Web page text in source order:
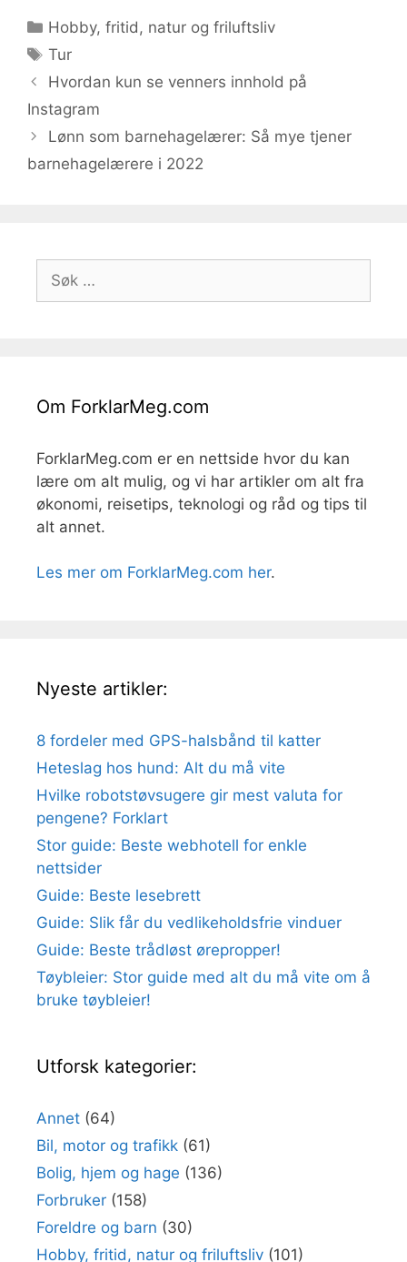
Kategorier
Hobby, fritid, natur og friluftsliv
Stikkord
Tur
Hvordan kun se venners innhold på
Instagram
Lønn som barnehagelærer: Så mye tjener
barnehagelærere i 2022
etter:
Om ForklarMeg.com
ForklarMeg.com er en nettside hvor du kan
lære om alt mulig, og vi har artikler om alt fra
økonomi, reisetips, teknologi og råd og tips til
alt annet.
Les mer om ForklarMeg.com her.
Nyeste artikler:
8 fordeler med GPS-halsbånd til katter
Heteslag hos hund: Alt du må vite
Hvilke robotstøvsugere gir mest valuta for
pengene? Forklart
Stor guide: Beste webhotell for enkle
nettsider
Guide: Beste lesebrett
Guide: Slik får du vedlikeholdsfrie vinduer
Guide: Beste trådløst ørepropper!
Tøybleier: Stor guide med alt du må vite om å
bruke tøybleier!
Utforsk kategorier:
Annet (64)
Bil, motor og trafikk (61)
Bolig, hjem og hage (136)
Forbruker (158)
Foreldre og barn (30)
Hobby, fritid, natur og friluftsliv (101)